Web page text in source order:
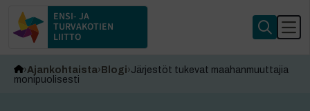
ENSI- JA
TURVAKOTIEN
LIITTO
Ajankohtaista Blogi Järjestöt tukevat maahanmuuttajia
monipuolisesti